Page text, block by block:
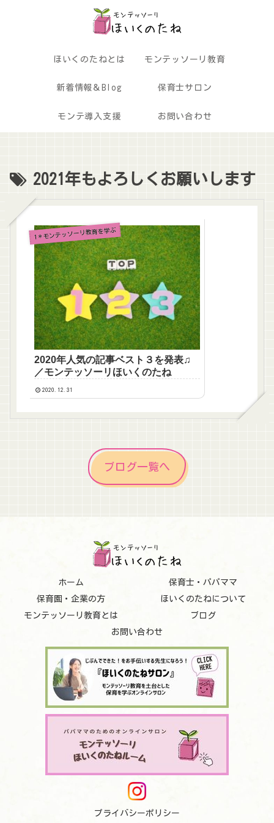
ほいくのたねとは モンテッソーリ教育
新着情報＆Blog 保育士サロン
モンテ導入支援 お問い合わせ
2021年もよろしくお願いします
1＊モンテッソーリ教育を学ぶ
2020年人気の記事ベスト３を発表♫
／モンテッソーリほいくのたね
2020.12.31
ブログ一覧へ
ホーム
保育士・パパママ
保育園・企業の方
ほいくのたねについて
モンテッソーリ教育とは
ブログ
お問い合わせ
プライバシーポリシー